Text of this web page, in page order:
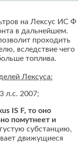
на Лексус ИС Ф
в дальнейшем.
проходить
вследствие чего
топлива.
Лексуса:
л.с. 2007;
IS F, то оно
помутнеет и
субстанцию,
движущиеся